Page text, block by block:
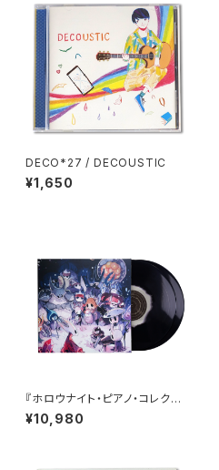
DECO*27 / DECOUSTIC
¥1,650
『ホロウナイト・ピアノ・コレクシ
ョンズ［純粋なる器ヴァリアン
ト］』 / Hollow Knight Piano
¥10,980